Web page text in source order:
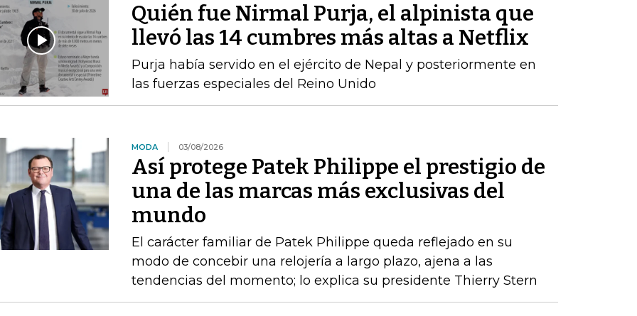
Quién fue Nirmal Purja, el alpinista que
llevó las 14 cumbres más altas a Netflix
Purja había servido en el ejército de Nepal y posteriormente en
las fuerzas especiales del Reino Unido
MODA 03/08/2026
Así protege Patek Philippe el prestigio de
una de las marcas más exclusivas del
mundo
El carácter familiar de Patek Philippe queda reflejado en su
modo de concebir una relojería a largo plazo, ajena a las
tendencias del momento; lo explica su presidente Thierry Stern